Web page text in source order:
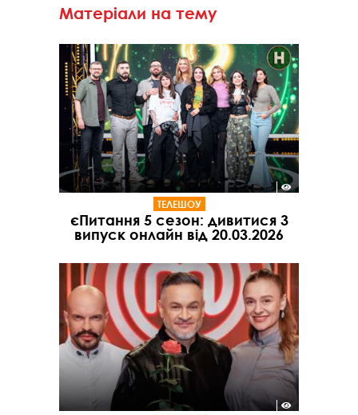
Матеріали на тему
ТЕЛЕШОУ
єПитання 5 сезон: дивитися 3
випуск онлайн від 20.03.2026